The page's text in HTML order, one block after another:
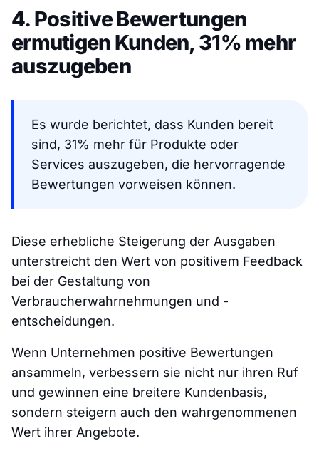
4. Positive Bewertungen
ermutigen Kunden, 31% mehr
auszugeben
Es wurde berichtet, dass Kunden bereit
sind, 31% mehr für Produkte oder
Services auszugeben, die hervorragende
Bewertungen vorweisen können.
Diese erhebliche Steigerung der Ausgaben
unterstreicht den Wert von positivem Feedback
bei der Gestaltung von
Verbraucherwahrnehmungen und -
entscheidungen.
Wenn Unternehmen positive Bewertungen
ansammeln, verbessern sie nicht nur ihren Ruf
und gewinnen eine breitere Kundenbasis,
sondern steigern auch den wahrgenommenen
Wert ihrer Angebote.